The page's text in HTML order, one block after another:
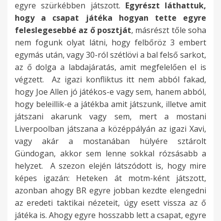
m
i
n
t
a
v
é
t
e
l
b
ő
l
s
z
á
r
m
o
g
y
–
s
z
i
n
t
e
a
k
a
r
a
t
l
a
e
g
y
i
k
e
a
z
o
k
n
a
k
a
t
u
c
k
,
a
m
i
k
o
r
m
é
g
E
L
-
b
e
n
s
a
d
h
a
t
ó
m
e
c
c
s
e
,
d
e
a
z
-
b
e
n
)
,
e
z
t
L
u
c
a
s
h
i
á
i
e
g
y
e
s
t
í
p
u
s
o
k
a
t
,
e
l
y
e
r
s
e
r
ő
n
e
m
s
z
e
m
p
o
n
t
i
l
l
e
k
r
e
s
o
k
k
a
l
j
o
b
b
a
j
á
r
a
t
á
s
,
a
m
i
t
m
e
g
f
e
l
o
s
a
n
3
x
a
k
k
o
r
a
a
z
a
r
c
n
é
c
s
a
k
f
e
l
v
e
n
n
i
a
z
e
k
,
a
k
i
s
z
i
n
t
é
n
a
p
a
s
s
s
o
h
a
n
e
m
f
o
g
a
n
n
y
i
m
e
á
t
p
i
.
M
i
n
e
m
d
k
o
k
.
A
m
s
o
d
o
i
e
r
ő
s
e
n
n
e
g
a
t
í
v
a
n
h
ö
v
e
t
k
e
z
ő
é
v
t
i
z
e
d
b
e
egyre szürkébben játszott. Egyrészt láthattuk,
hogy a csapat játéka hogyan tette egyre
feleslegesebbé az ő posztját, másrészt tőle soha
nem fogunk olyat látni, hogy felbőröz 3 embert
egymás után, vagy 30-ról szétlövi a bal felső sarkot,
az ő dolga a labdajáratás, amit megfelelően el is
végzett. Az igazi konfliktus itt nem abból fakad,
hogy Joe Allen jó játékos-e vagy sem, hanem abból,
hogy beleillik-e a játékba amit játszunk, illetve amit
játszani akarunk vagy sem, mert a mostani
Liverpoolban játszana a középpályán az igazi Xavi,
vagy akár a mostanában hülyére sztárolt
Gündogan, akkor sem lenne sokkal rózsásabb a
helyzet. A szezon elején látszódott is, hogy mire
képes igazán: Heteken át motm-ként játszott,
azonban ahogy BR egyre jobban kezdte elengedni
az eredeti taktikai nézeteit, úgy esett vissza az ő
játéka is. Ahogy egyre hosszabb lett a csapat, egyre